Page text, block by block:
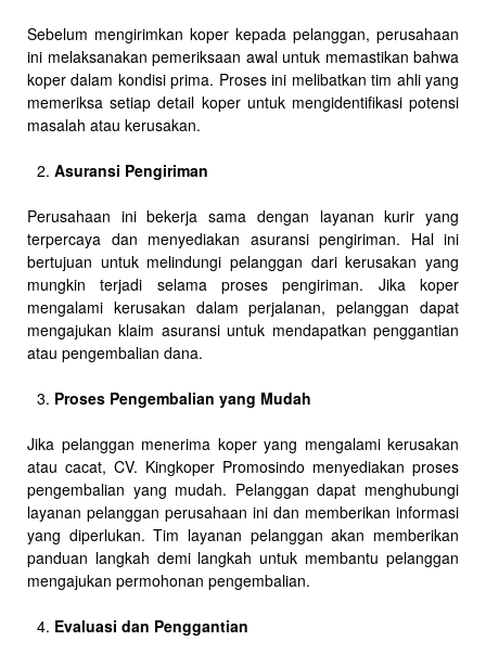
Sebelum mengirimkan koper kepada pelanggan, perusahaan
ini melaksanakan pemeriksaan awal untuk memastikan bahwa
koper dalam kondisi prima. Proses ini melibatkan tim ahli yang
memeriksa setiap detail koper untuk mengidentifikasi potensi
masalah atau kerusakan.
Asuransi Pengiriman
Perusahaan ini bekerja sama dengan layanan kurir yang
terpercaya dan menyediakan asuransi pengiriman. Hal ini
bertujuan untuk melindungi pelanggan dari kerusakan yang
mungkin terjadi selama proses pengiriman. Jika koper
mengalami kerusakan dalam perjalanan, pelanggan dapat
mengajukan klaim asuransi untuk mendapatkan penggantian
atau pengembalian dana.
Proses Pengembalian yang Mudah
Jika pelanggan menerima koper yang mengalami kerusakan
atau cacat, CV. Kingkoper Promosindo menyediakan proses
pengembalian yang mudah. Pelanggan dapat menghubungi
layanan pelanggan perusahaan ini dan memberikan informasi
yang diperlukan. Tim layanan pelanggan akan memberikan
panduan langkah demi langkah untuk membantu pelanggan
mengajukan permohonan pengembalian.
Evaluasi dan Penggantian